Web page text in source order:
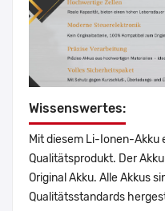
Wissenswertes:
Mit diesem Li-Ionen-Akku
Qualitätsprodukt. Der
Original Akku. Alle Akkus
Qualitätsstandards